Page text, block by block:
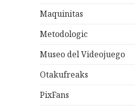
Maquinitas
Metodologic
Museo del Videojuego
Otakufreaks
PixFans